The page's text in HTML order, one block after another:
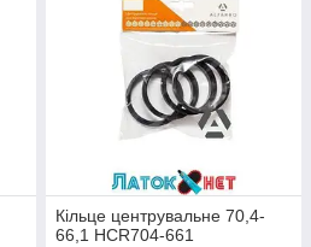
Кільце центрувальне 70,4-
66,1 HCR704-661